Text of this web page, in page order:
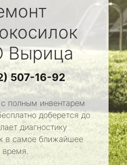
Вырица
507-16-92
полным инвентарем
доберется до
диагностику
в самое ближайшее
время.